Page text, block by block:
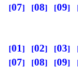
07
08 09
01 02 03
07
08 09